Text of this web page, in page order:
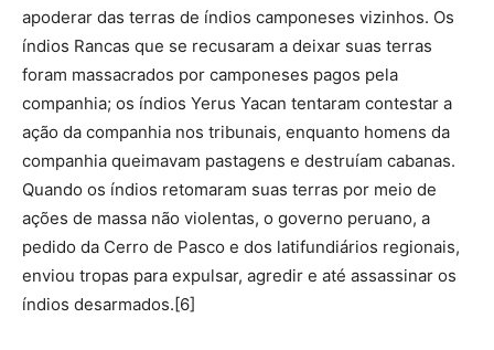
apoderar das terras de índios camponeses vizinhos. Os
índios Rancas que se recusaram a deixar suas terras
foram massacrados por camponeses pagos pela
companhia; os índios Yerus Yacan tentaram contestar a
ação da companhia nos tribunais, enquanto homens da
companhia queimavam pastagens e destruíam cabanas.
Quando os índios retomaram suas terras por meio de
ações de massa não violentas, o governo peruano, a
pedido da Cerro de Pasco e dos latifundiários regionais,
enviou tropas para expulsar, agredir e até assassinar os
índios desarmados.[6]